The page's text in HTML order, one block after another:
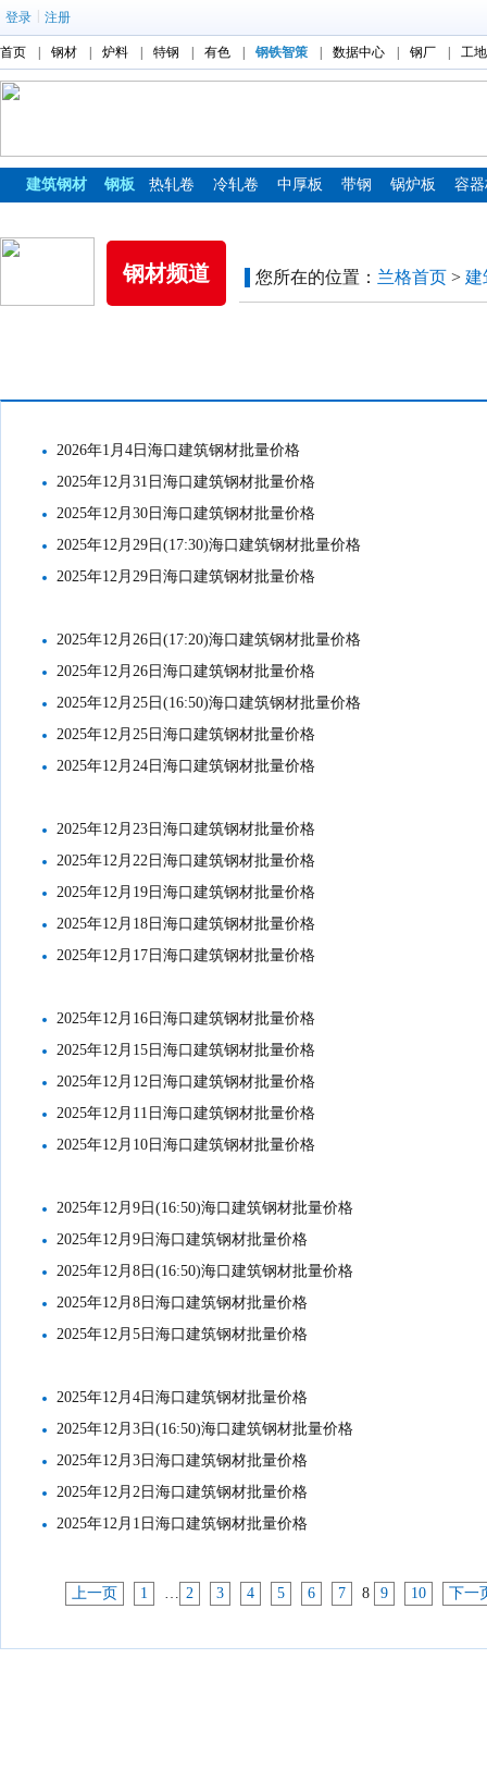
登录 注册
首页 钢材 炉料 特钢 有色 钢铁智策 数据中心 钢厂 工
建筑钢材 钢板 热轧卷 冷轧卷 中厚板 带钢 锅炉板 容
钢材频道 您所在的位置： 兰格首页 > 建
2026年1月4日海口建筑钢材批量价格
2025年12月31日海口建筑钢材批量价格
2025年12月30日海口建筑钢材批量价格
2025年12月29日(17:30)海口建筑钢材批量价格
2025年12月29日海口建筑钢材批量价格
2025年12月26日(17:20)海口建筑钢材批量价格
2025年12月26日海口建筑钢材批量价格
2025年12月25日(16:50)海口建筑钢材批量价格
2025年12月25日海口建筑钢材批量价格
2025年12月24日海口建筑钢材批量价格
2025年12月23日海口建筑钢材批量价格
2025年12月22日海口建筑钢材批量价格
2025年12月19日海口建筑钢材批量价格
2025年12月18日海口建筑钢材批量价格
2025年12月17日海口建筑钢材批量价格
2025年12月16日海口建筑钢材批量价格
2025年12月15日海口建筑钢材批量价格
2025年12月12日海口建筑钢材批量价格
2025年12月11日海口建筑钢材批量价格
2025年12月10日海口建筑钢材批量价格
2025年12月9日(16:50)海口建筑钢材批量价格
2025年12月9日海口建筑钢材批量价格
2025年12月8日(16:50)海口建筑钢材批量价格
2025年12月8日海口建筑钢材批量价格
2025年12月5日海口建筑钢材批量价格
2025年12月4日海口建筑钢材批量价格
2025年12月3日(16:50)海口建筑钢材批量价格
2025年12月3日海口建筑钢材批量价格
2025年12月2日海口建筑钢材批量价格
2025年12月1日海口建筑钢材批量价格
上一页 1 … 2 3 4 5 6 7 8 9 10 下一